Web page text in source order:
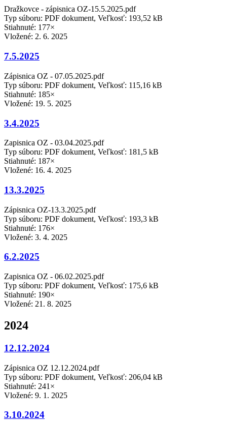
Dražkovce - zápisnica OZ-15.5.2025.pdf
Typ súboru: PDF dokument, Veľkosť: 193,52 kB
Stiahnuté: 177×
Vložené: 2. 6. 2025
7.5.2025
Zápisnica OZ - 07.05.2025.pdf
Typ súboru: PDF dokument, Veľkosť: 115,16 kB
Stiahnuté: 185×
Vložené: 19. 5. 2025
3.4.2025
Zapisnica OZ - 03.04.2025.pdf
Typ súboru: PDF dokument, Veľkosť: 181,5 kB
Stiahnuté: 187×
Vložené: 16. 4. 2025
13.3.2025
Zápisnica OZ-13.3.2025.pdf
Typ súboru: PDF dokument, Veľkosť: 193,3 kB
Stiahnuté: 176×
Vložené: 3. 4. 2025
6.2.2025
Zapisnica OZ - 06.02.2025.pdf
Typ súboru: PDF dokument, Veľkosť: 175,6 kB
Stiahnuté: 190×
Vložené: 21. 8. 2025
2024
12.12.2024
Zápisnica OZ 12.12.2024.pdf
Typ súboru: PDF dokument, Veľkosť: 206,04 kB
Stiahnuté: 241×
Vložené: 9. 1. 2025
3.10.2024